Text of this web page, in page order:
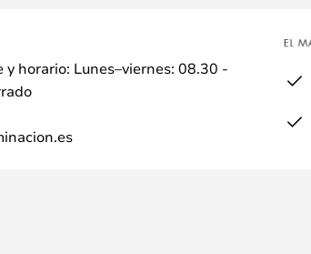
horario: Lunes–viernes: 08.30 -